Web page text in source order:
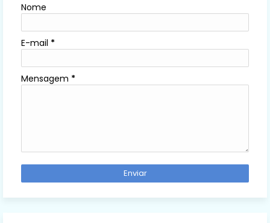
Nome
E-mail *
Mensagem *